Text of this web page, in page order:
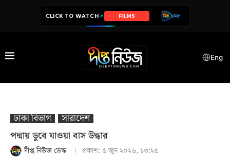
CLICK TO WATCH SERIES
Eng
ঢাকা বিভাগ
সারাদেশ
পদ্মায় ডুবে যাওয়া বাস উদ্ধার
দীপ্ত নিউজ ডেস্ক প্রকাশ: ৫ জুন ২০২৬, ১৩:২৫